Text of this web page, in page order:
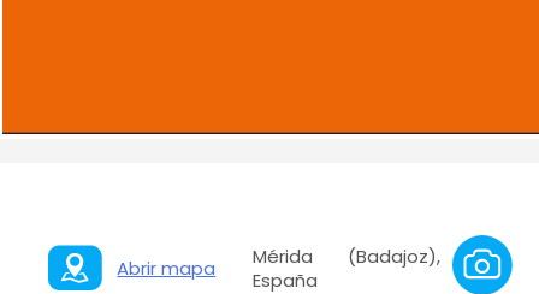
Abrir mapa
Mérida (Badajoz),
España